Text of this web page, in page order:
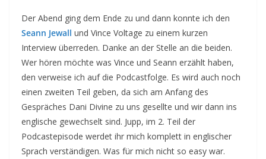
Der Abend ging dem Ende zu und dann konnte ich den
Seann Jewall und Vince Voltage zu einem kurzen
Interview überreden. Danke an der Stelle an die beiden.
Wer hören möchte was Vince und Seann erzählt haben,
den verweise ich auf die Podcastfolge. Es wird auch noch
einen zweiten Teil geben, da sich am Anfang des
Gespräches Dani Divine zu uns gesellte und wir dann ins
englische gewechselt sind. Jupp, im 2. Teil der
Podcastepisode werdet ihr mich komplett in englischer
Sprach verständigen. Was für mich nicht so easy war.